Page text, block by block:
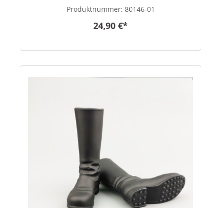
Produktnummer: 80146-01
24,90 €*